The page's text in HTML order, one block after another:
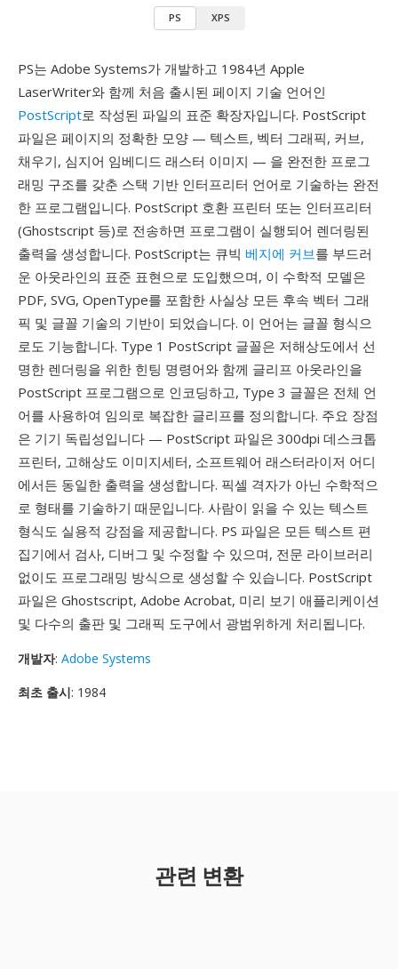
PS XPS
PS는 Adobe Systems가 개발하고 1984년 Apple
LaserWriter와 함께 처음 출시된 페이지 기술 언어인
PostScript로 작성된 파일의 표준 확장자입니다. PostScript
파일은 페이지의 정확한 모양 — 텍스트, 벡터 그래픽, 커브,
채우기, 심지어 임베디드 래스터 이미지 — 을 완전한 프로그
래밍 구조를 갖춘 스택 기반 인터프리터 언어로 기술하는 완전
한 프로그램입니다. PostScript 호환 프린터 또는 인터프리터
(Ghostscript 등)로 전송하면 프로그램이 실행되어 렌더링된
출력을 생성합니다. PostScript는 큐빅 베지에 커브를 부드러
운 아웃라인의 표준 표현으로 도입했으며, 이 수학적 모델은
PDF, SVG, OpenType를 포함한 사실상 모든 후속 벡터 그래
픽 및 글꼴 기술의 기반이 되었습니다. 이 언어는 글꼴 형식으
로도 기능합니다. Type 1 PostScript 글꼴은 저해상도에서 선
명한 렌더링을 위한 힌팅 명령어와 함께 글리프 아웃라인을
PostScript 프로그램으로 인코딩하고, Type 3 글꼴은 전체 언
어를 사용하여 임의로 복잡한 글리프를 정의합니다. 주요 장점
은 기기 독립성입니다 — PostScript 파일은 300dpi 데스크톱
프린터, 고해상도 이미지세터, 소프트웨어 래스터라이저 어디
에서든 동일한 출력을 생성합니다. 픽셀 격자가 아닌 수학적으
로 형태를 기술하기 때문입니다. 사람이 읽을 수 있는 텍스트
형식도 실용적 강점을 제공합니다. PS 파일은 모든 텍스트 편
집기에서 검사, 디버그 및 수정할 수 있으며, 전문 라이브러리
없이도 프로그래밍 방식으로 생성할 수 있습니다. PostScript
파일은 Ghostscript, Adobe Acrobat, 미리 보기 애플리케이션
및 다수의 출판 및 그래픽 도구에서 광범위하게 처리됩니다.
개발자: Adobe Systems
최초 출시: 1984
관련 변환